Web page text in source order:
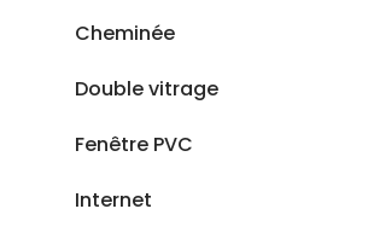
Cheminée
Double vitrage
Fenêtre PVC
Internet